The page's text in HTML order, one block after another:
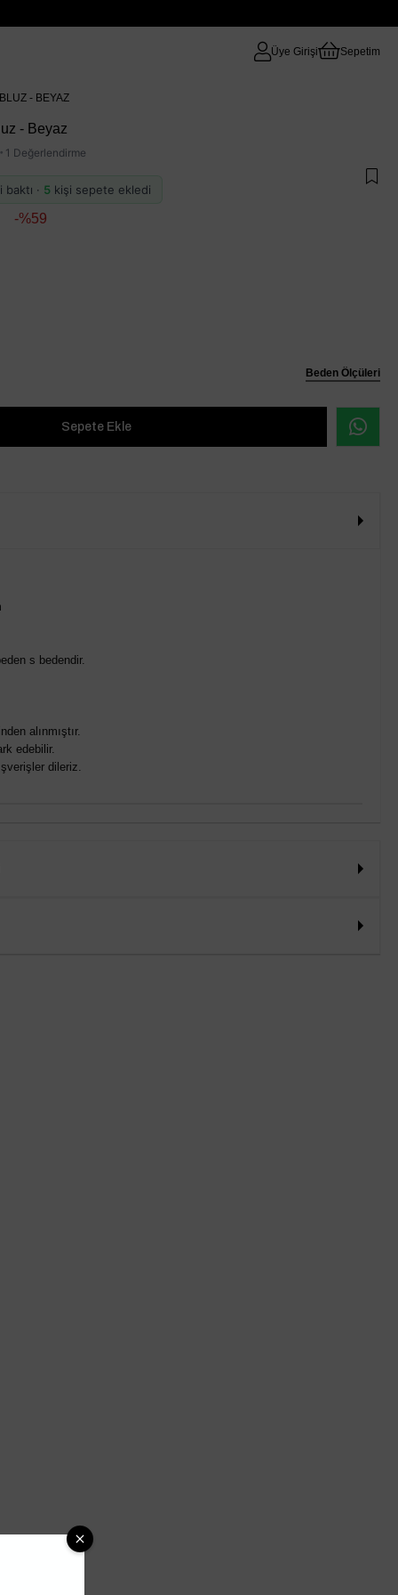
Üye Girişi Sepetim
- BEYAZ
- Beyaz
· 1 Değerlendirme
baktı · 5 kişi sepete ekledi
59
Beden Ölçüleri
s bedendir.
alınmıştır.
edebilir.
dileriz.